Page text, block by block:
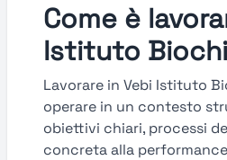
Come è
Istituto
Lavorare in Vebi Istituto
operare in un contesto
obiettivi chiari, processi
concreta alla